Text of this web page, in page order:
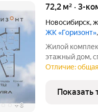
+8
72,2 м² · 3-
Новосибирск,
ЖК «Горизонт»
Жилой комплекс Gorizont это новый
этажный дом,
«разумного
использования
Отличие:
Показать